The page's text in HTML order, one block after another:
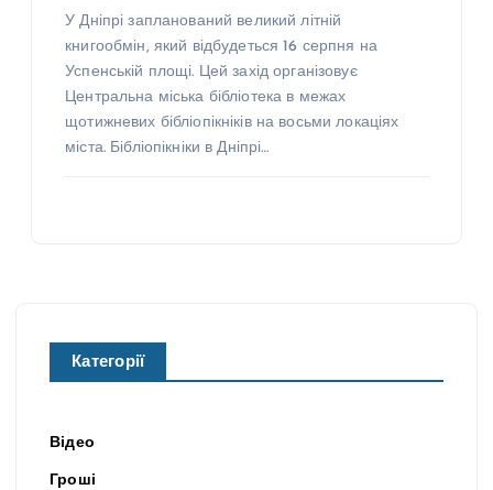
У Дніпрі запланований великий літній
книгообмін, який відбудеться 16 серпня на
Успенській площі. Цей захід організовує
Центральна міська бібліотека в межах
щотижневих бібліопікніків на восьми локаціях
міста. Бібліопікніки в Дніпрі…
Категорії
Відео
Гроші